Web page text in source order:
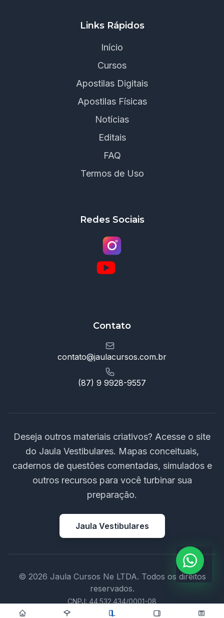
Links Rápidos
Início
Cursos
Apostilas Digitais
Apostilas Físicas
Notícias
Editais
FAQ
Termos de Uso
Redes Sociais
Contato
contato@jaulacursos.com.br
(87) 9 9928-9557
Deseja outros materiais criativos? Acesse o site
do Jaula Vestibulares. Mapas conceituais,
cadernos de questões comentadas, simulados e
outros recursos para você turbinar sua
preparação.
Jaula Vestibulares
© 2026 Jaula Cursos Ne LTDA. Todos os direitos
reservados.
CNPJ: 44.532.434/0001-08